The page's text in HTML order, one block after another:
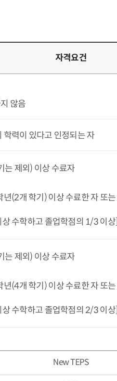
자격요건
않음
학력이 있다고 인정되는 자
는 제외) 이상 수료자
(2개 학기) 이상 수료한 자 또
수학하고 졸업학점의 1/3 이
는 제외) 이상 수료자
(4개 학기) 이상 수료한 자 또
수학하고 졸업학점의 2/3 이
New TEPS